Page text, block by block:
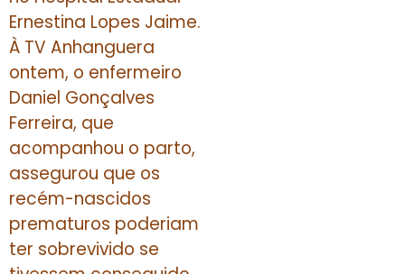
Ernestina Lopes Jaime.
À TV Anhanguera
ontem, o enfermeiro
Daniel Gonçalves
Ferreira, que
acompanhou o parto,
assegurou que os
recém-nascidos
prematuros poderiam
ter sobrevivido se